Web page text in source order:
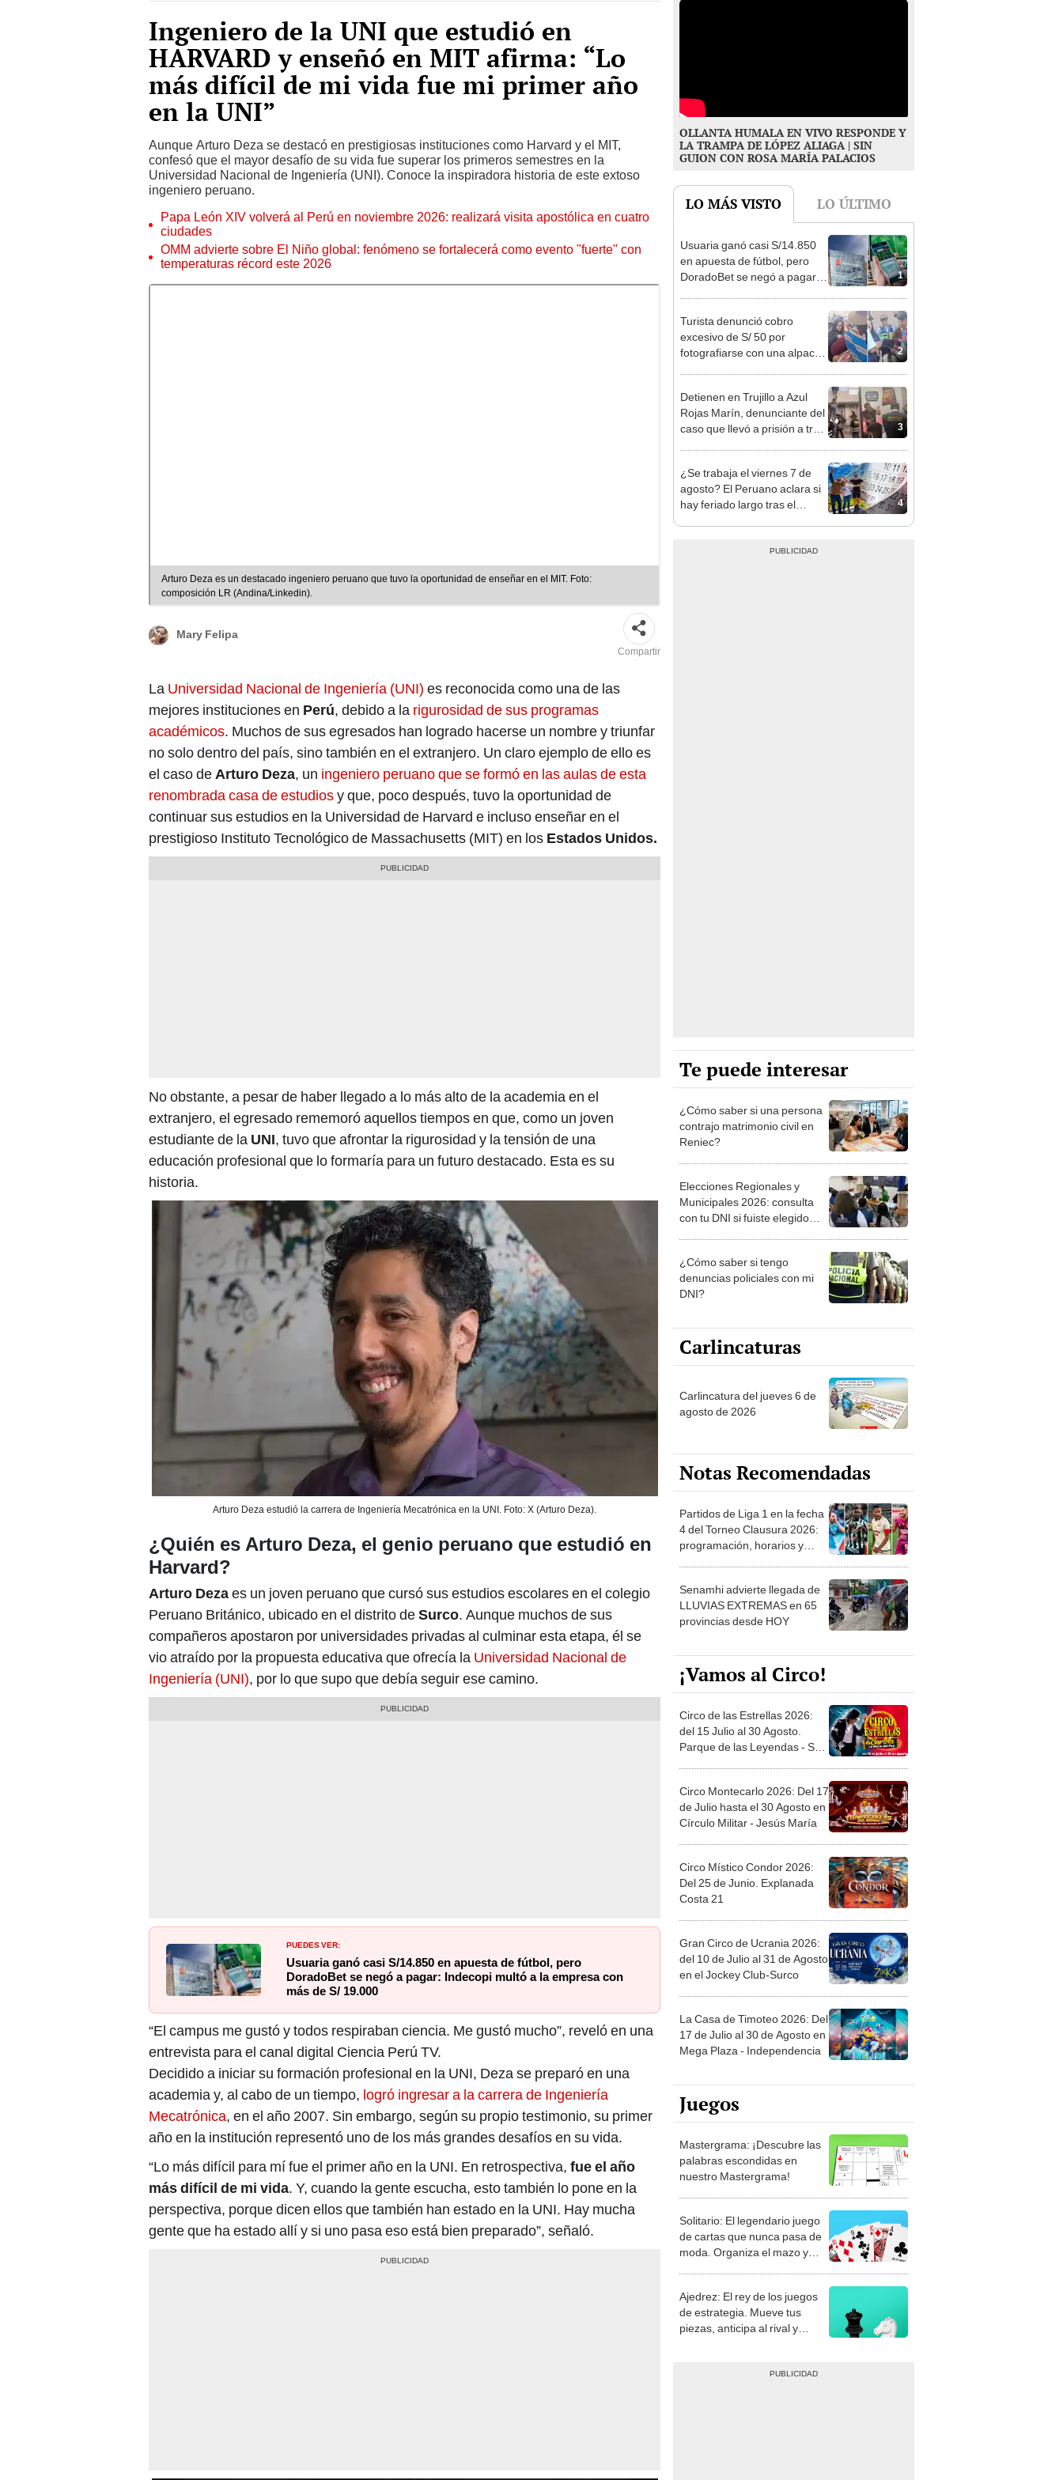
Ingeniero de la UNI que estudió en
HARVARD y enseñó en MIT afirma: “Lo
más difícil de mi vida fue mi primer año
en la UNI”
Aunque Arturo Deza se destacó en prestigiosas instituciones como Harvard y el MIT,
confesó que el mayor desafío de su vida fue superar los primeros semestres en la
Universidad Nacional de Ingeniería (UNI). Conoce la inspiradora historia de este extoso
ingeniero peruano.
Papa León XIV volverá al Perú en noviembre 2026: realizará visita apostólica en cuatro
ciudades
OMM advierte sobre El Niño global: fenómeno se fortalecerá como evento "fuerte" con
temperaturas récord este 2026
Arturo Deza es un destacado ingeniero peruano que tuvo la oportunidad de enseñar en el MIT. Foto:
composición LR (Andina/Linkedin).
Mary Felipa
Compartir
La Universidad Nacional de Ingeniería (UNI) es reconocida como una de las
mejores instituciones en Perú , debido a la rigurosidad de sus programas
académicos . Muchos de sus egresados han logrado hacerse un nombre y triunfar
no solo dentro del país, sino también en el extranjero. Un claro ejemplo de ello es
el caso de Arturo Deza , un ingeniero peruano que se formó en las aulas de esta
renombrada casa de estudios y que, poco después, tuvo la oportunidad de
continuar sus estudios en la Universidad de Harvard e incluso enseñar en el
prestigioso Instituto Tecnológico de Massachusetts (MIT) en los Estados Unidos.
No obstante, a pesar de haber llegado a lo más alto de la academia en el
extranjero, el egresado rememoró aquellos tiempos en que, como un joven
estudiante de la UNI , tuvo que afrontar la rigurosidad y la tensión de una
educación profesional que lo formaría para un futuro destacado. Esta es su
historia.
Arturo Deza estudió la carrera de Ingeniería Mecatrónica en la UNI. Foto: X (Arturo Deza).
¿Quién es Arturo Deza, el genio peruano que estudió en
Harvard?
Arturo Deza es un joven peruano que cursó sus estudios escolares en el colegio
Peruano Británico, ubicado en el distrito de Surco . Aunque muchos de sus
compañeros apostaron por universidades privadas al culminar esta etapa, él se
vio atraído por la propuesta educativa que ofrecía la Universidad Nacional de
Ingeniería (UNI) , por lo que supo que debía seguir ese camino.
Usuaria ganó casi S/14.850 en apuesta de fútbol, pero
DoradoBet se negó a pagar: Indecopi multó a la empresa con
más de S/ 19.000
“El campus me gustó y todos respiraban ciencia. Me gustó mucho”, reveló en una
entrevista para el canal digital Ciencia Perú TV.
Decidido a iniciar su formación profesional en la UNI, Deza se preparó en una
academia y, al cabo de un tiempo, logró ingresar a la carrera de Ingeniería
Mecatrónica , en el año 2007. Sin embargo, según su propio testimonio, su primer
año en la institución representó uno de los más grandes desafíos en su vida.
“Lo más difícil para mí fue el primer año en la UNI. En retrospectiva, fue el año
más difícil de mi vida . Y, cuando la gente escucha, esto también lo pone en la
perspectiva, porque dicen ellos que también han estado en la UNI. Hay mucha
gente que ha estado allí y si uno pasa eso está bien preparado”, señaló.
OLLANTA HUMALA EN VIVO RESPONDE Y
LA TRAMPA DE LÓPEZ ALIAGA | SIN
GUION CON ROSA MARÍA PALACIOS
LO MÁS VISTO LO ÚLTIMO
1
Usuaria ganó casi S/14.850
en apuesta de fútbol, pero
DoradoBet se negó a pagar:
Indecopi multó a la empresa
con más de S/ 19.000
2
Turista denunció cobro
excesivo de S/ 50 por
fotografiarse con una alpaca
en Cusco y Serenazgo
recuperó el dinero
3
Detienen en Trujillo a Azul
Rojas Marín, denunciante del
caso que llevó a prisión a tres
policías
4
¿Se trabaja el viernes 7 de
agosto? El Peruano aclara si
hay feriado largo tras el
descanso del 6 de agosto
Te puede interesar
¿Cómo saber si una persona
contrajo matrimonio civil en
Reniec?
Elecciones Regionales y
Municipales 2026: consulta
con tu DNI si fuiste elegido
miembro de mesa para este 4
de octubre en el link oficial de
la ONPE
¿Cómo saber si tengo
denuncias policiales con mi
DNI?
Carlincaturas
Carlincatura del jueves 6 de
agosto de 2026
Notas Recomendadas
Partidos de Liga 1 en la fecha
4 del Torneo Clausura 2026:
programación, horarios y
dónde ver
Senamhi advierte llegada de
LLUVIAS EXTREMAS en 65
provincias desde HOY
¡Vamos al Circo!
Circo de las Estrellas 2026:
del 15 Julio al 30 Agosto.
Parque de las Leyendas - San
Miguel
Circo Montecarlo 2026: Del 17
de Julio hasta el 30 Agosto en
Círculo Militar - Jesús María
Circo Místico Condor 2026:
Del 25 de Junio. Explanada
Costa 21
Gran Circo de Ucrania 2026:
del 10 de Julio al 31 de Agosto
en el Jockey Club-Surco
La Casa de Timoteo 2026: Del
17 de Julio al 30 de Agosto en
Mega Plaza - Independencia
Juegos
Mastergrama: ¡Descubre las
palabras escondidas en
nuestro Mastergrama!
Solitario: El legendario juego
de cartas que nunca pasa de
moda. Organiza el mazo y
demuestra tu habilidad.
Ajedrez: El rey de los juegos
de estrategia. Mueve tus
piezas, anticipa al rival y
consigue el jaque mate.